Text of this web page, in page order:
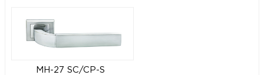
MH-27 SC/CP-S